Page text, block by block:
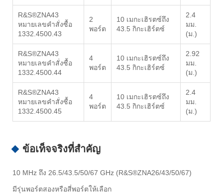
R&S®ZNA43
หมายเลขคำสั่งซื้อ
1332.4500.43
2
พอร์ต
10 เมกะเฮิรตซ์ถึง
43.5 กิกะเฮิร์ตซ์
2.4
มม.
(ม.)
R&S®ZNA43
หมายเลขคำสั่งซื้อ
1332.4500.44
4
พอร์ต
10 เมกะเฮิรตซ์ถึง
43.5 กิกะเฮิร์ตซ์
2.92
มม.
(ม.)
R&S®ZNA43
หมายเลขคำสั่งซื้อ
1332.4500.45
4
พอร์ต
10 เมกะเฮิรตซ์ถึง
43.5 กิกะเฮิร์ตซ์
2.4
มม.
(ม.)
ข้อเท็จจริงที่สำคัญ
10 MHz ถึง 26.5/43.5/50/67 GHz (R&S®ZNA26/43/50/67)
มีรุ่นพอร์ตสองหรือสี่พอร์ตให้เลือก